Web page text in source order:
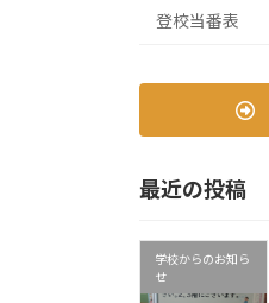
登校当番表
最近の投稿
学校からのお知ら
せ